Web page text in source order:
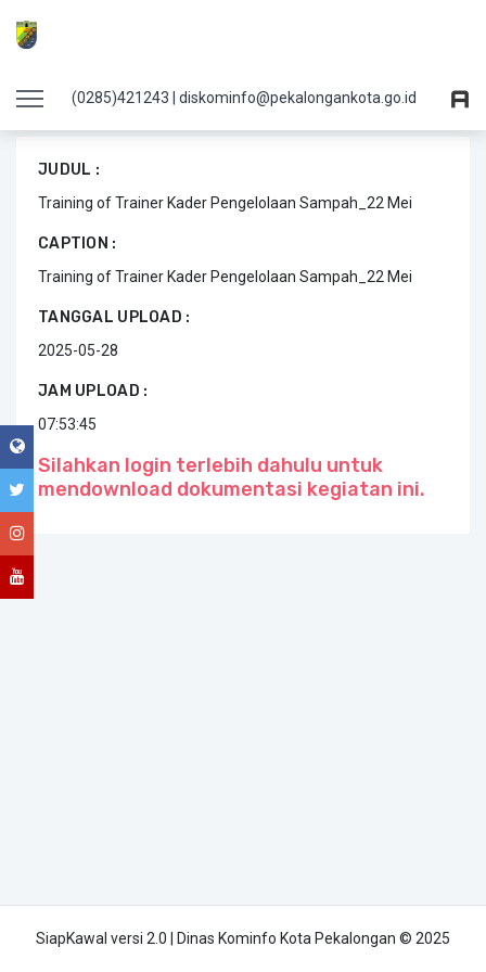
(0285)421243 | diskominfo@pekalongankota.go.id
Details Dokumentasi File Sambutan
JUDUL :
Training of Trainer Kader Pengelolaan Sampah_22 Mei
CAPTION :
Training of Trainer Kader Pengelolaan Sampah_22 Mei
TANGGAL UPLOAD :
2025-05-28
JAM UPLOAD :
07:53:45
Silahkan login terlebih dahulu untuk
mendownload dokumentasi kegiatan ini.
SiapKawal versi 2.0 | Dinas Kominfo Kota Pekalongan © 2025